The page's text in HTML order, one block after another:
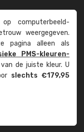
op computer­beeld­
weer­gegeven.
pagina alleen als
PMS-kleuren­
de juiste kleur. U
slechts €179,95